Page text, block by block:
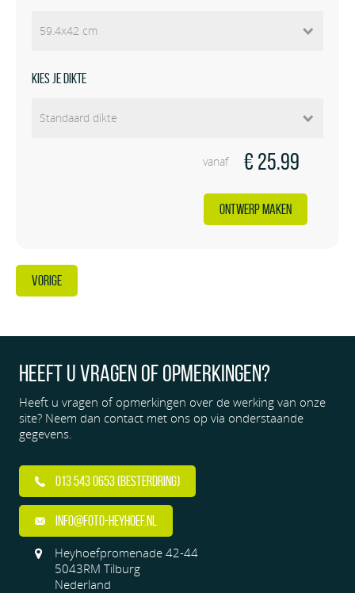
Kies je dikte
€ 25.99
vanaf
ONTWERP MAKEN
VORIGE
Heeft u vragen of opmerkingen?
Heeft u vragen of opmerkingen over de werking van onze
site? Neem dan contact met ons op via onderstaande
gegevens.
013 543 0653 (BESTERDRING)
INFO@FOTO-HEYHOEF.NL
Heyhoefpromenade 42-44
5043RM Tilburg
Nederland